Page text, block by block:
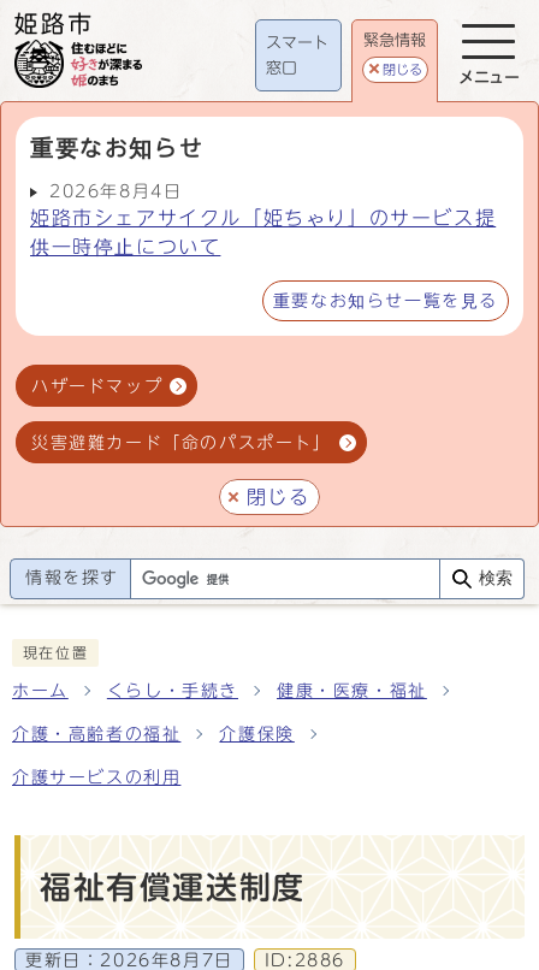
スマート
窓口
緊急情報
閉じる
重要なお知らせ
2026年8月4日
姫路市シェアサイクル「姫ちゃり」のサービス提
供一時停止について
重要なお知らせ一覧を見る
ハザードマップ
災害避難カード「命のパスポート」
閉じる
メニュー
情報を探す 検索
現在位置
ホーム くらし・手続き 健康・医療・福祉
介護・高齢者の福祉 介護保険
介護サービスの利用
福祉有償運送制度
更新日： 2026年8月7日 ID:2886